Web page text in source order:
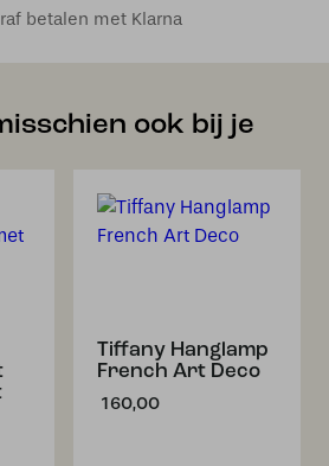
betalen met Klarna
ook bij je
Tiffany Hanglamp
French Art Deco
160,00